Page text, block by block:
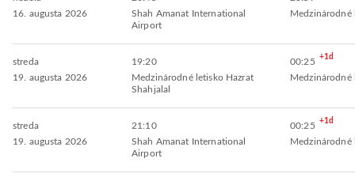
16. augusta 2026
Shah Amanat International
Airport
Medzinárodné
streda
19. augusta 2026
19:20
Medzinárodné letisko Hazrat
Shahjalal
00:25 +1d
Medzinárodné
streda
19. augusta 2026
21:10
Shah Amanat International
Airport
00:25 +1d
Medzinárodné